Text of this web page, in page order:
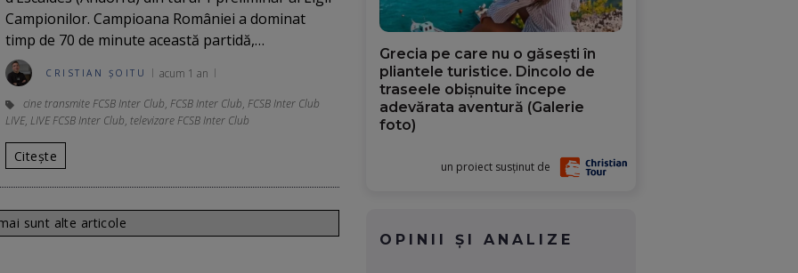
Campionilor. Campioana României a dominat
timp de 70 de minute această partidă,…
CRISTIAN ȘOITU acum 1 an
cine transmite FCSB Inter Club, FCSB Inter Club, FCSB Inter Club
LIVE, LIVE FCSB Inter Club, televizare FCSB Inter Club
Citește
sunt alte articole
Grecia pe care nu o găsești în
pliantele turistice. Dincolo de
traseele obișnuite începe
adevărata aventură (Galerie
foto)
un proiect susținut de
OPINII ȘI ANALIZE